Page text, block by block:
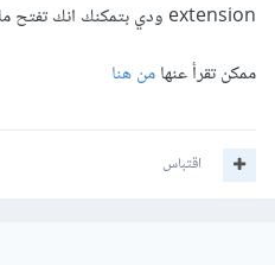
extension ودي بتمكنك انك تفتح ملف الورد وتتعامل معاه
ممكن تقرأ عنهامن هنا
اقتباس